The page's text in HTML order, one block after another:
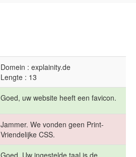
Domein : explainity.de
Lengte : 13
Goed, uw website heeft een favicon.
Jammer. We vonden geen Print-
Vriendelijke CSS.